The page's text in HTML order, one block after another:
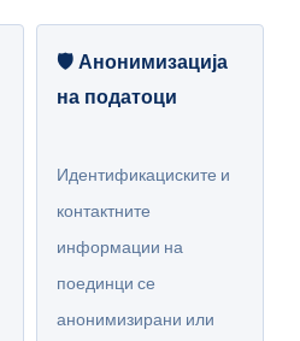
🛡️ Анонимизација
на податоци
Идентификациските и
контактните
информации на
поединци се
анонимизирани или